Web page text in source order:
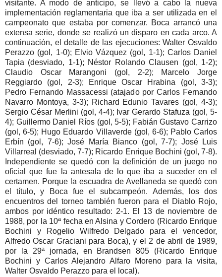
visitante. A modo de anticipo, se llevó a cabo la nueva
implementación reglamentaria que iba a ser utilizada en el
campeonato que estaba por comenzar. Boca arrancó una
extensa serie, donde se realizó un disparo en cada arco. A
continuación, el detalle de las ejecuciones: Walter Osvaldo
Perazzo (gol, 1-0); Elvio Vázquez (gol, 1-1); Carlos Daniel
Tapia (desviado, 1-1); Néstor Rolando Clausen (gol, 1-2);
Claudio Oscar Marangoni (gol, 2-2); Marcelo Jorge
Reggiardo (gol, 2-3); Enrique Oscar Hrabina (gol, 3-3);
Pedro Fernando Massacessi (atajado por Carlos Fernando
Navarro Montoya, 3-3); Richard Edunio Tavares (gol, 4-3);
Sergio César Merlini (gol, 4-4); Ivar Gerardo Stafuza (gol, 5-
4); Guillermo Daniel Ríos (gol, 5-5); Fabián Gustavo Carrizo
(gol, 6-5); Hugo Eduardo Villaverde (gol, 6-6); Pablo Carlos
Erbín (gol, 7-6); José María Bianco (gol, 7-7); José Luis
Villarreal (desviado, 7-7); Ricardo Enrique Bochini (gol, 7-8).
Independiente se quedó con la definición de un juego no
oficial que fue la antesala de lo que iba a suceder en el
certamen. Porque la escuadra de Avellaneda se quedó con
el título, y Boca fue el subcampeón. Además, los dos
encuentros del torneo también fueron para el Diablo Rojo,
ambos por idéntico resultado: 2-1. El 13 de noviembre de
1988, por la 10ª fecha en Alsina y Cordero (Ricardo Enrique
Bochini y Rogelio Wilfredo Delgado para el vencedor,
Alfredo Oscar Graciani para Boca), y el 2 de abril de 1989,
por la 29ª jornada, en Brandsen 805 (Ricardo Enrique
Bochini y Carlos Alejandro Alfaro Moreno para la visita,
Walter Osvaldo Perazzo para el local).